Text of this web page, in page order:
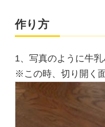
作り方
1、写真のように牛
※この時、切り開く